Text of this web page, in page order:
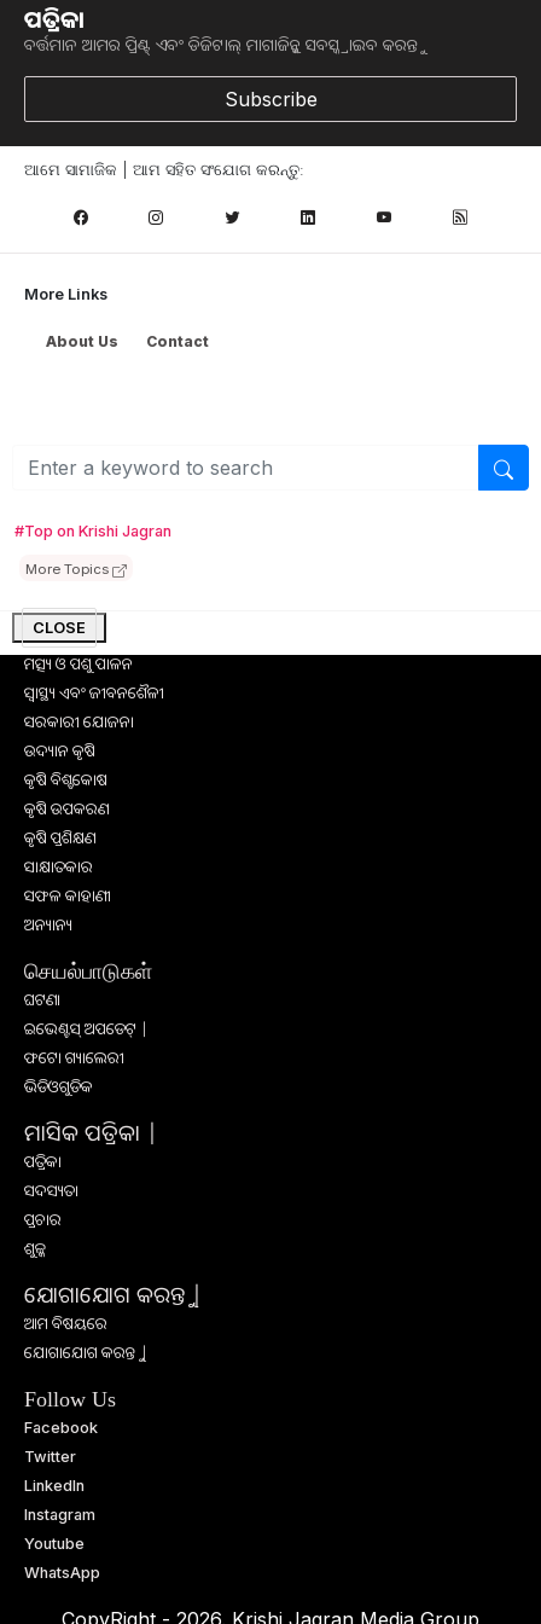
ପତ୍ରିକା
ବର୍ତ୍ତମାନ ଆମର ପ୍ରିଣ୍ଟ୍ ଏବଂ ଡିଜିଟାଲ୍ ମାଗାଜିନ୍କୁ ସବସ୍କ୍ରାଇବ କରନ୍ତୁ
Subscribe
ଆମେ ସାମାଜିକ | ଆମ ସହିତ ସଂଯୋଗ କରନ୍ତୁ:
More Links
About Us Contact
#Top on Krishi Jagran
More Topics
CLOSE
ଆମ ନ୍ୟୁଜଲେଟରକୁ ସବସ୍କ୍ରାଇବ୍ କରନ୍ତୁ । ଆପଣ ଆପଣଙ୍କ ଆଗ୍ରହ
ଥିବା ଟପିକ୍‌ ବାଛିବେ ଏବଂ ଆମେ ଆପଣଙ୍କୁ ବଛା ବଛା ନ୍ୟୁଜ ଓ ଆପଣଙ୍କ
ନ୍ୟୁଜଲେଟର ସବସ୍କ୍ରାଇବ୍‌ କରନ୍ତୁ
Browse
କୃଷି ଖବର
ମତ୍ସ୍ୟ ଓ ପଶୁ ପାଳନ
ସ୍ୱାସ୍ଥ୍ୟ ଏବଂ ଜୀବନଶୈଳୀ
ସରକାରୀ ଯୋଜନା
ଉଦ୍ୟାନ କୃଷି
କୃଷି ବିଶ୍ବକୋଷ
କୃଷି ଉପକରଣ
କୃଷି ପ୍ରଶିକ୍ଷଣ
ସାକ୍ଷାତକାର
ସଫଳ କାହାଣୀ
ଅନ୍ୟାନ୍ୟ
செயல்பாடுகள்
ଘଟଣା
ଇଭେଣ୍ଟସ୍ ଅପଡେଟ୍ |
ଫଟୋ ଗ୍ୟାଲେରୀ
ଭିଡିଓଗୁଡିକ
ମାସିକ ପତ୍ରିକା |
ପତ୍ରିକା
ସଦସ୍ୟତା
ପ୍ରଚାର
ଶୁଳ୍କ
ଯୋଗାଯୋଗ କରନ୍ତୁ |
ଆମ ବିଷୟରେ
ଯୋଗାଯୋଗ କରନ୍ତୁ |
Follow Us
Facebook
Twitter
LinkedIn
Instagram
Youtube
WhatsApp
CopyRight - 2026. Krishi Jagran Media Group